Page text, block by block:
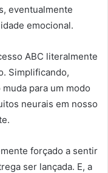
eventualmente
emocional.
ABC literalmente
Simplificando,
para um modo
neurais em nosso
forçado a sentir
ser lançada. E, a